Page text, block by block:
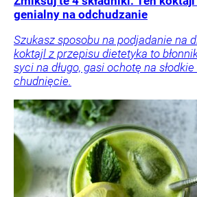
genialny na odchudzanie
Szukasz sposobu na podjadanie na
koktajl z przepisu dietetyka to
syci na długo, gasi ochotę na słodkie
chudnięcie.